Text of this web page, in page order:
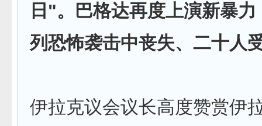
日"。巴格达再度上演新暴
列恐怖袭击中丧失、二十人
伊拉克议会议长高度赞赏伊